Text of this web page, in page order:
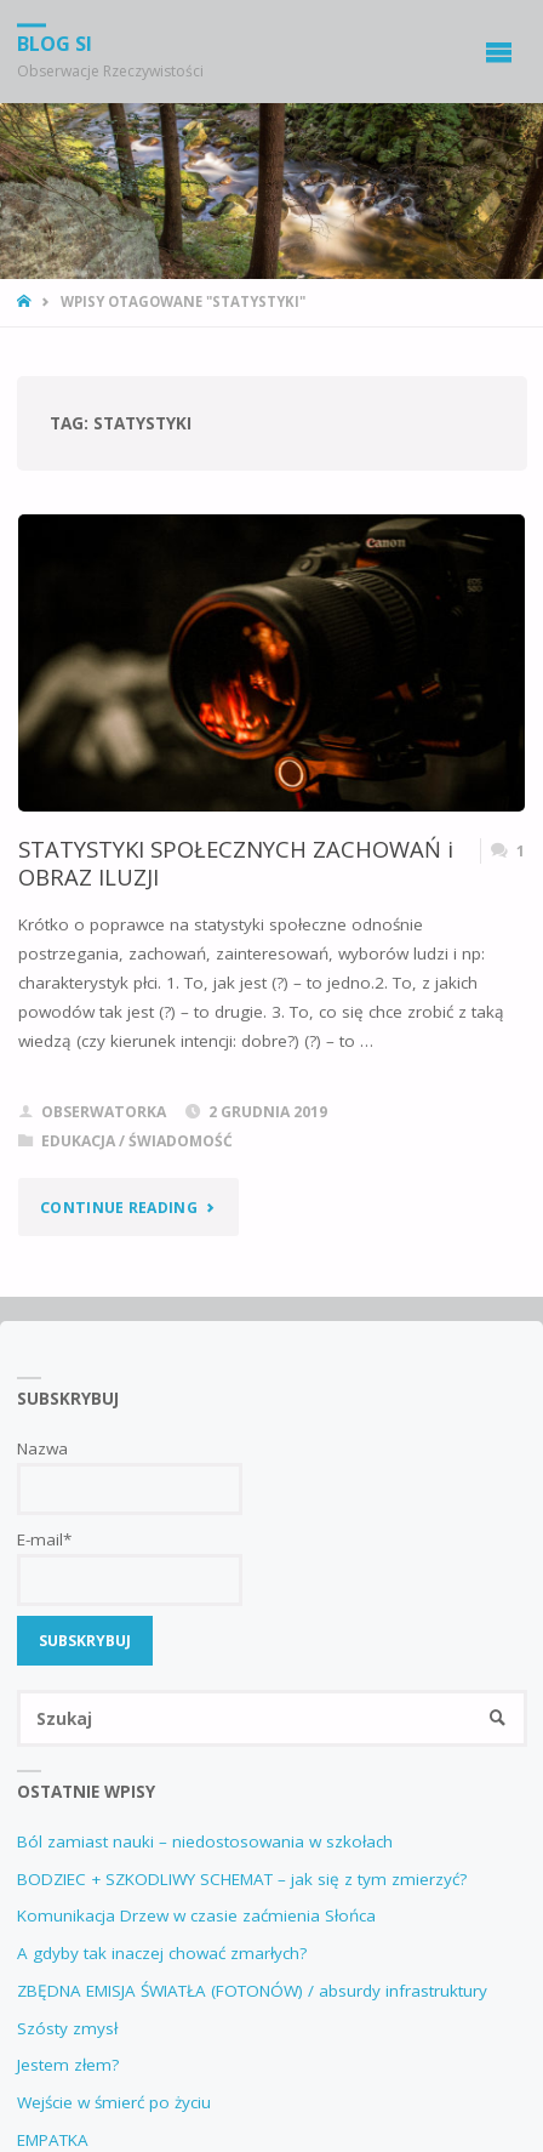
BLOG SI
Obserwacje Rzeczywistości
STRONA
WPISY OTAGOWANE "STATYSTYKI"
TAG: STATYSTYKI
STATYSTYKI SPOŁECZNYCH ZACHOWAŃ i
OBRAZ ILUZJI
1
Krótko o poprawce na statystyki społeczne odnośnie
postrzegania, zachowań, zainteresowań, wyborów ludzi i np:
charakterystyk płci. 1. To, jak jest (?) – to jedno.2. To, z jakich
powodów tak jest (?) – to drugie. 3. To, co się chce zrobić z taką
wiedzą (czy kierunek intencji: dobre?) (?) – to …
OBSERWATORKA
2 GRUDNIA 2019
EDUKACJA / ŚWIADOMOŚĆ
CONTINUE READING"STATYSTYKI
ZACHOWAŃ
SUBSKRYBUJ
Nazwa
E-mail*
OSTATNIE WPISY
Ból zamiast nauki – niedostosowania w szkołach
BODZIEC + SZKODLIWY SCHEMAT – jak się z tym zmierzyć?
Komunikacja Drzew w czasie zaćmienia Słońca
A gdyby tak inaczej chować zmarłych?
ZBĘDNA EMISJA ŚWIATŁA (FOTONÓW) / absurdy infrastruktury
Szósty zmysł
Jestem złem?
Wejście w śmierć po życiu
EMPATKA